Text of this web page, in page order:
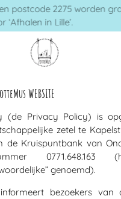
postcode 2275 worden
‘Afhalen in Lille’.
WEBSITE
(de Privacy Policy) is
zetel te
de Kruispuntbank van
0771.648.163
genoemd).
bezoekers van